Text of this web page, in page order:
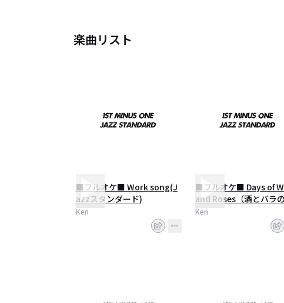
楽曲リスト
■フルオケ■ Work song(J
azzスタンダード)
Ken
■フルオケ■ Days of
and Roses（酒とバラの
日々）（Jazzスタンダー
Ken